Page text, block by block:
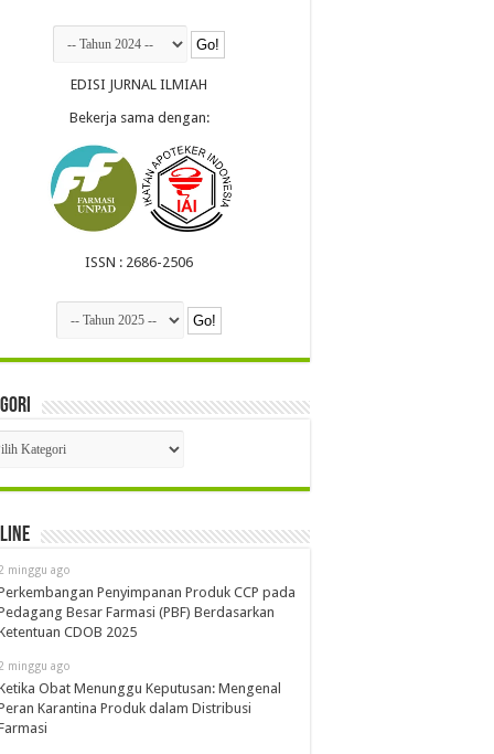
EDISI JURNAL ILMIAH
Bekerja sama dengan:
ISSN : 2686-2506
minggu ago
Penyimpanan Produk CCP pada
Besar Farmasi (PBF) Berdasarkan
CDOB 2025
minggu ago
Obat Menunggu Keputusan: Mengenal
Karantina Produk dalam Distribusi